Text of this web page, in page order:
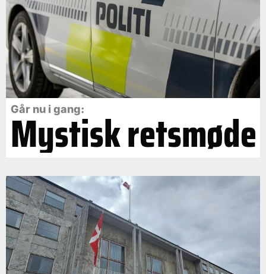
Går nu i gang:
Mystisk retsmøde